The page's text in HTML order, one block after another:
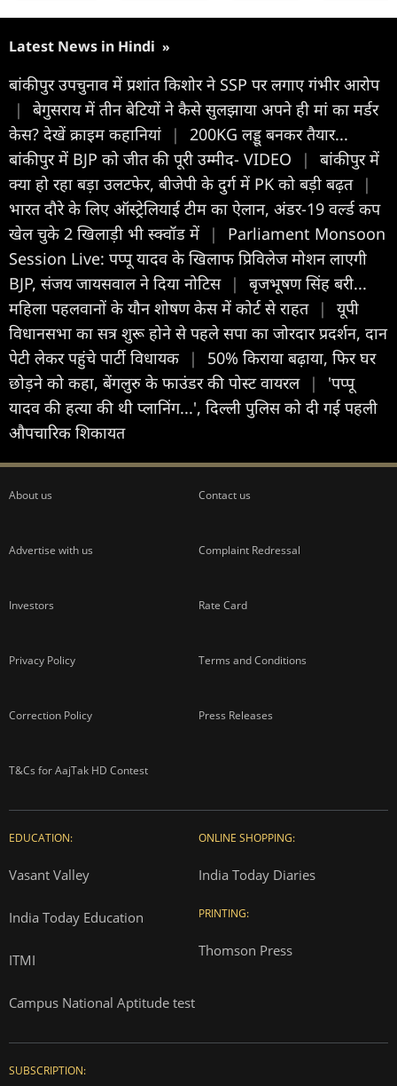
Latest News in Hindi »
बांकीपुर उपचुनाव में प्रशांत किशोर ने SSP पर लगाए गंभीर आरोप
|
बेगुसराय में तीन बेटियों ने कैसे सुलझाया अपने ही मां का मर्डर
केस? देखें क्राइम कहानियां
|
200KG लड्डू बनकर तैयार...
बांकीपुर में BJP को जीत की पूरी उम्मीद- VIDEO
|
बांकीपुर में
क्या हो रहा बड़ा उलटफेर, बीजेपी के दुर्ग में PK को बड़ी बढ़त |
भारत दौरे के लिए ऑस्ट्रेलियाई टीम का ऐलान, अंडर-19 वर्ल्ड कप
खेल चुके 2 खिलाड़ी भी स्क्वॉड में
|
Parliament Monsoon
Session Live: पप्पू यादव के खिलाफ प्रिविलेज मोशन लाएगी
BJP, संजय जायसवाल ने दिया नोटिस |
बृजभूषण सिंह बरी...
महिला पहलवानों के यौन शोषण केस में कोर्ट से राहत |
यूपी
विधानसभा का सत्र शुरू होने से पहले सपा का जोरदार प्रदर्शन, दान
पेटी लेकर पहुंचे पार्टी विधायक
|
50% किराया बढ़ाया, फिर घर
छोड़ने को कहा, बेंगलुरु के फाउंडर की पोस्ट वायरल |
'पप्पू
यादव की हत्या की थी प्लानिंग...', दिल्ली पुलिस को दी गई पहली
औपचारिक शिकायत
About us Contact us
Advertise with us Complaint Redressal
Investors Rate Card
Privacy Policy Terms and Conditions
Correction Policy Press Releases
T&Cs for AajTak HD Contest
EDUCATION:
Vasant Valley
India Today Education
ITMI
Campus National Aptitude test
ONLINE SHOPPING:
India Today Diaries
PRINTING:
Thomson Press
SUBSCRIPTION: